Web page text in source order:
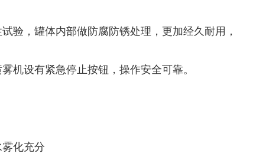
验，罐体内部做防腐防锈处理，更加经久耐用，
机设有紧急停止按钮，操作安全可靠。
化充分